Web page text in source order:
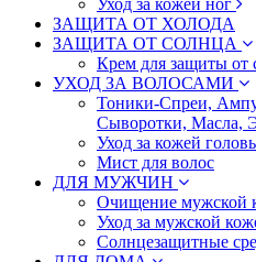
ЗАЩИТА ОТ ХОЛОДА
ЗАЩИТА ОТ СОЛНЦА
Крем для защиты от
УХОД ЗА ВОЛОСАМИ
Тоники-Спреи,
Сыворотки, Масла,
Уход за кожей
Мист для волос
ДЛЯ МУЖЧИН
Очищение мужской
Уход за мужской
Солнцезащитные